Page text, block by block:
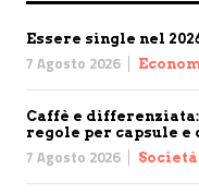
Essere single nel
7 Agosto 2026
Caffè e differenziata:
regole per capsule e
7 Agosto 2026 Società